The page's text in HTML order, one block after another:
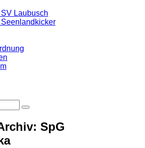
Laubusch
SpG